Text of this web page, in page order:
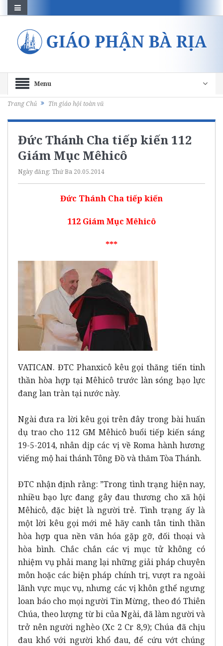
Menu
Trang Chủ Tin giáo hội toàn vũ
Đức Thánh Cha tiếp kiến 112
Giám Mục Mêhicô
Ngày đăng: Thứ Ba 20.05.2014
Đức Thánh Cha tiếp kiến
112 Giám Mục Mêhicô
***
VATICAN. ĐTC Phanxicô kêu gọi thăng tiến tinh
thần hòa hợp tại Mêhicô trước làn sóng bạo lực
đang lan tràn tại nước này.
Ngài đưa ra lời kêu gọi trên đây trong bài huấn
dụ trao cho 112 GM Mêhicô buổi tiếp kiến sáng
19-5-2014, nhân dịp các vị về Roma hành hương
viếng mộ hai thánh Tông Đồ và thăm Tòa Thánh.
ĐTC nhận định rằng: ”Trong tình trạng hiện nay,
nhiều bạo lực đang gây đau thương cho xã hội
Mêhicô, đặc biệt là người trẻ. Tình trạng ấy là
một lời kêu gọi mới mẻ hãy canh tân tinh thần
hòa hợp qua nền văn hóa gặp gỡ, đối thoại và
hòa bình. Chắc chắn các vị mục tử không có
nhiệm vụ phải mang lại những giải pháp chuyên
môn hoặc các biện pháp chính trị, vượt ra ngoài
lãnh vực mục vụ, nhưng các vị khôn gthể ngưng
loan báo cho mọi người Tin Mừng, theo đó Thiên
Chúa, theo lượng từ bi của Ngài, đã làm người và
trở nên người nghèo (Xc 2 Cr 8,9); Chúa đã chịu
đau khổ với người khổ đau, để cứu vớt chúng